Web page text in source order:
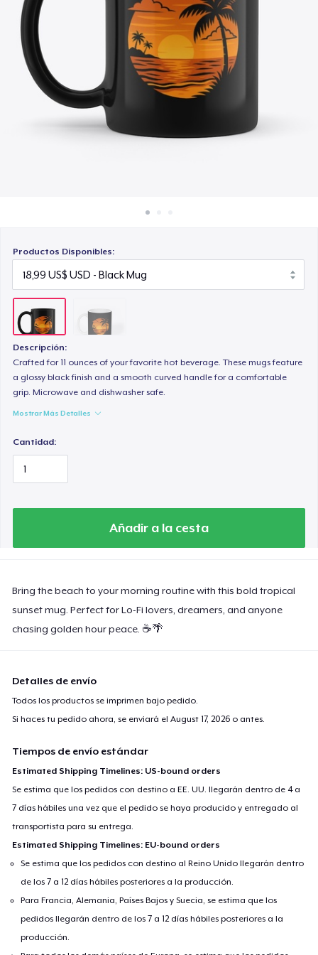
Venda en todas partes
Venda lo que sea
Productos Disponibles:
Descripción:
Crafted for 11 ounces of your favorite hot beverage. These mugs feature
a glossy black finish and a smooth curved handle for a comfortable
grip. Microwave and dishwasher safe.
Mostrar Más Detalles
Cantidad:
Añadir a la cesta
Bring the beach to your morning routine with this bold tropical
sunset mug. Perfect for Lo-Fi lovers, dreamers, and anyone
chasing golden hour peace. ☕🌴
Detalles de envío
Todos los productos se imprimen bajo pedido.
Si haces tu pedido ahora, se enviará elAugust 17, 2026 o antes.
Tiempos de envío estándar
Estimated Shipping Timelines: US-bound orders
Se estima que los pedidos con destino a EE. UU. llegarán dentro de 4 a
7 días hábiles una vez que el pedido se haya producido y entregado al
transportista para su entrega.
Estimated Shipping Timelines: EU-bound orders
Se estima que los pedidos con destino al Reino Unido llegarán dentro
de los 7 a 12 días hábiles posteriores a la producción.
Para Francia, Alemania, Países Bajos y Suecia, se estima que los
pedidos llegarán dentro de los 7 a 12 días hábiles posteriores a la
producción.